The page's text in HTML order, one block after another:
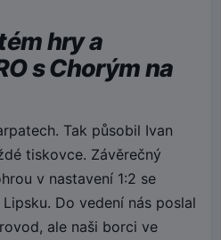
hry a
s Chorým na
Tak působil Ivan
tiskovce. Závěrečný
v nastavení 1:2 se
Do vedení nás poslal
ale naši borci ve